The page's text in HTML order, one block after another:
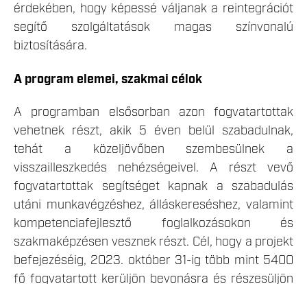
érdekében, hogy képessé váljanak a reintegrációt
segítő szolgáltatások magas színvonalú
biztosítására.
A program elemei, szakmai célok
A programban elsősorban azon fogvatartottak
vehetnek részt, akik 5 éven belül szabadulnak,
tehát a közeljövőben szembesülnek a
visszailleszkedés nehézségeivel. A részt vevő
fogvatartottak segítséget kapnak a szabadulás
utáni munkavégzéshez, álláskereséshez, valamint
kompetenciafejlesztő foglalkozásokon és
szakmaképzésen vesznek részt. Cél, hogy a projekt
befejezéséig, 2023. október 31-ig több mint 5400
fő fogvatartott kerüljön bevonásra és részesüljön